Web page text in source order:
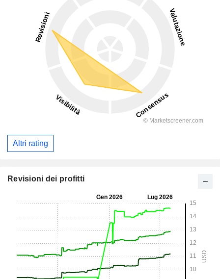
Altri rating
Revisioni dei profitti